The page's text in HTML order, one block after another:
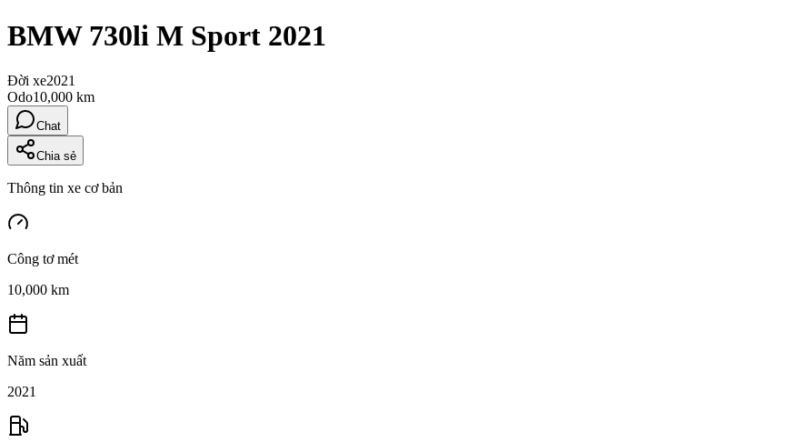
BMW 730li M Sport 2021
Đời xe2021
Odo10,000 km
Chat
Chia sẻ
Thông tin xe cơ bản
Công tơ mét
10,000 km
Năm sản xuất
2021